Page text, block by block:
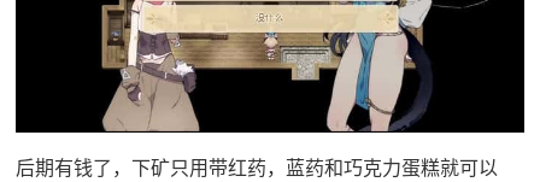
后期有钱了，下矿只用带红药，蓝药和巧克力蛋糕就可以